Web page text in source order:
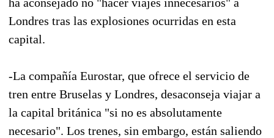
Londres tras las explosiones ocurridas en esta
capital.
-La compañía Eurostar, que ofrece el servicio de
tren entre Bruselas y Londres, desaconseja viajar a
la capital británica "si no es absolutamente
necesario". Los trenes, sin embargo, están saliendo